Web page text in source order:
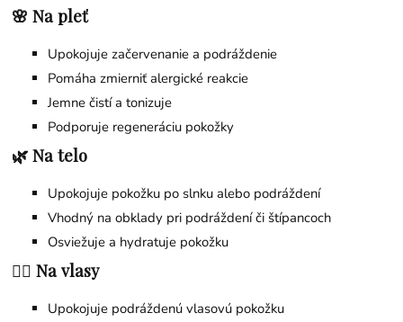
🌸 Na pleť
Upokojuje začervenanie a podráždenie
Pomáha zmierniť alergické reakcie
Jemne čistí a tonizuje
Podporuje regeneráciu pokožky
🌿 Na telo
Upokojuje pokožku po slnku alebo podráždení
Vhodný na obklady pri podráždení či štípancoch
Osviežuje a hydratuje pokožku
💆‍♀️ Na vlasy
Upokojuje podráždenú vlasovú pokožku